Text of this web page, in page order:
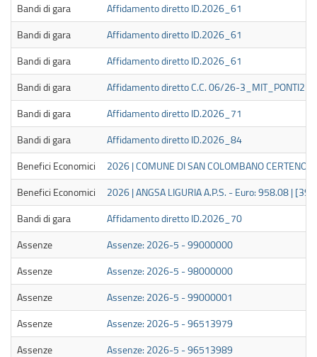
Bandi di gara
Affidamento diretto ID.2026_61
Bandi di gara
Affidamento diretto ID.2026_61
Bandi di gara
Affidamento diretto ID.2026_61
Bandi di gara
Affidamento diretto C.C. 06/26-
Bandi di gara
Affidamento diretto ID.2026_71
Bandi di gara
Affidamento diretto ID.2026_84
Benefici Economici
2026 | COMUNE DI SAN COLOMBANO
Benefici Economici
2026 | ANGSA LIGURIA A.P.S. - Euro: 958.08 |
Bandi di gara
Affidamento diretto ID.2026_70
Assenze
Assenze: 2026-5 - 99000000
Assenze
Assenze: 2026-5 - 98000000
Assenze
Assenze: 2026-5 - 99000001
Assenze
Assenze: 2026-5 - 96513979
Assenze
Assenze: 2026-5 - 96513989